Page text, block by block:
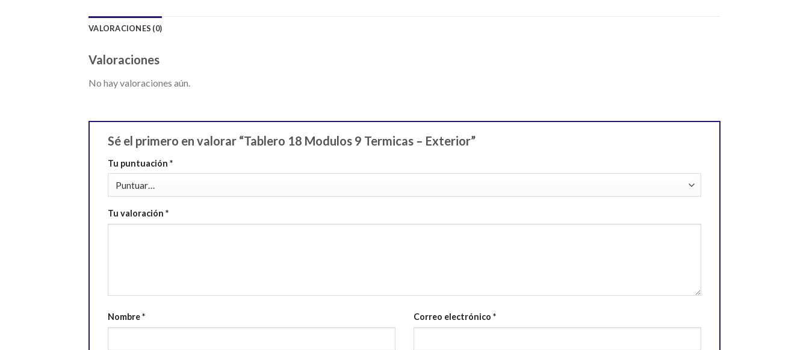
VALORACIONES (0)
Valoraciones
No hay valoraciones aún.
Sé el primero en valorar “Tablero 18 Modulos 9 Termicas – Exterior”
Tu puntuación *
Tu valoración *
Nombre* Correo electrónico *